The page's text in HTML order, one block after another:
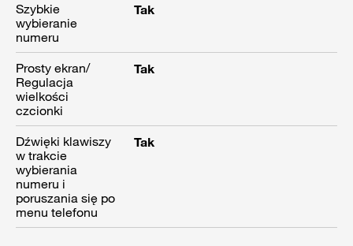
Szybkie
wybieranie
numeru
Tak
Prosty ekran/
Regulacja
wielkości
czcionki
Tak
Dźwięki klawiszy
w trakcie
wybierania
numeru i
poruszania się po
menu telefonu
Tak